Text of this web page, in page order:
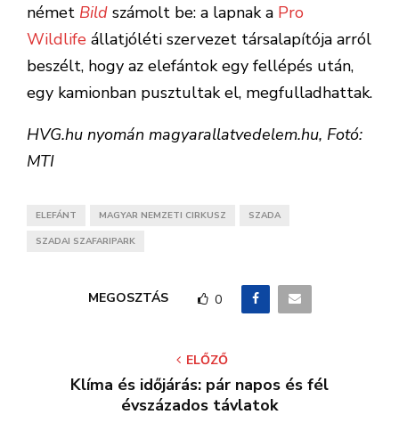
német Bild számolt be: a lapnak a Pro
Wildlife állatjóléti szervezet társalapítója arról
beszélt, hogy az elefántok egy fellépés után,
egy kamionban pusztultak el, megfulladhattak.
HVG.hu nyomán magyarallatvedelem.hu, Fotó:
MTI
ELEFÁNT MAGYAR NEMZETI CIRKUSZ SZADA
SZADAI SZAFARIPARK
MEGOSZTÁS 0
ELŐZŐ
Klíma és időjárás: pár napos és fél
évszázados távlatok